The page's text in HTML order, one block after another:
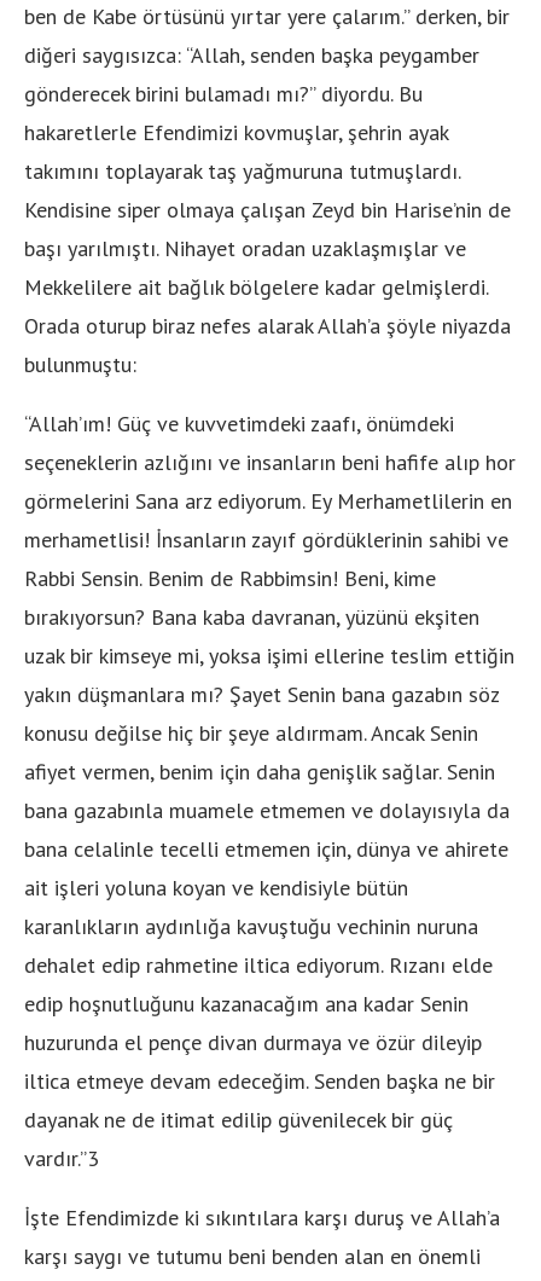
ben de Kabe örtüsünü yırtar yere çalarım.’’ derken, bir
diğeri saygısızca: ‘‘Allah, senden başka peygamber
gönderecek birini bulamadı mı?’’ diyordu. Bu
hakaretlerle Efendimizi kovmuşlar, şehrin ayak
takımını toplayarak taş yağmuruna tutmuşlardı.
Kendisine siper olmaya çalışan Zeyd bin Harise’nin de
başı yarılmıştı. Nihayet oradan uzaklaşmışlar ve
Mekkelilere ait bağlık bölgelere kadar gelmişlerdi.
Orada oturup biraz nefes alarak Allah’a şöyle niyazda
bulunmuştu:
“Allah’ım! Güç ve kuvvetimdeki zaafı, önümdeki
seçeneklerin azlığını ve insanların beni hafife alıp hor
görmelerini Sana arz ediyorum. Ey Merhametlilerin en
merhametlisi! İnsanların zayıf gördüklerinin sahibi ve
Rabbi Sensin. Benim de Rabbimsin! Beni, kime
bırakıyorsun? Bana kaba davranan, yüzünü ekşiten
uzak bir kimseye mi, yoksa işimi ellerine teslim ettiğin
yakın düşmanlara mı? Şayet Senin bana gazabın söz
konusu değilse hiç bir şeye aldırmam. Ancak Senin
afiyet vermen, benim için daha genişlik sağlar. Senin
bana gazabınla muamele etmemen ve dolayısıyla da
bana celalinle tecelli etmemen için, dünya ve ahirete
ait işleri yoluna koyan ve kendisiyle bütün
karanlıkların aydınlığa kavuştuğu vechinin nuruna
dehalet edip rahmetine iltica ediyorum. Rızanı elde
edip hoşnutluğunu kazanacağım ana kadar Senin
huzurunda el pençe divan durmaya ve özür dileyip
iltica etmeye devam edeceğim. Senden başka ne bir
dayanak ne de itimat edilip güvenilecek bir güç
vardır.”3
İşte Efendimizde ki sıkıntılara karşı duruş ve Allah’a
karşı saygı ve tutumu beni benden alan en önemli